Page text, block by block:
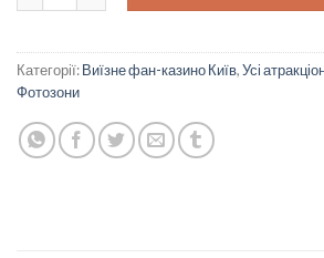
Категорії:Виїзне фан-казино Київ,Усі
Фотозони